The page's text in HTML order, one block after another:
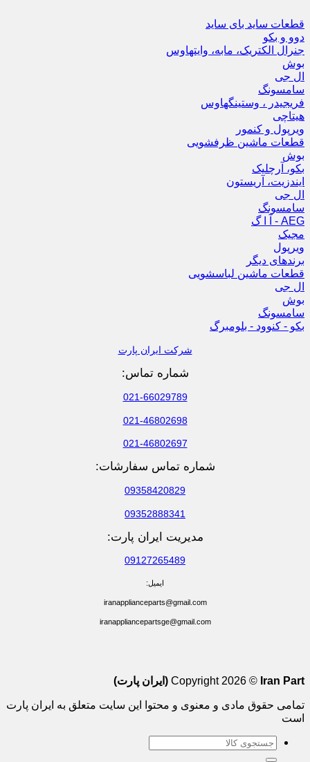
قطعات ساید بای ساید
دوو و بکو
جنرال الکتریک، مابه، وایتهاوس
بوش
ال جی
سامسونگ
فریجیدر ، وستینگهاوس
هیتاچی
ویرپول و کنمور
قطعات ماشین ظرفشویی
بوش
بکو، آرچلیک
ایندزیت، آریستون
ال جی
سامسونگ
AEG - آ ا گ
مجیک
ویرپول
برندهای دیگر
قطعات ماشین لباسشویی
ال جی
بوش
سامسونگ
بکو - کنوود - بلومبرگ
شرکت ایران پارت
شماره تماس:
021-66029789
021-46802698
021-46802697
شماره تماس سفارشات:
09358420829
09352888341
مدیریت ایران پارت:
09127265489
ایمیل:
iranapplianceparts@gmail.com
iranappliancepartsge@gmail.com
Copyright 2026 © Iran Part (ایران پارت)
تمامی حقوق مادی و معنوی و محتوا این سایت متعلق به ایران پارت
است
جستجو